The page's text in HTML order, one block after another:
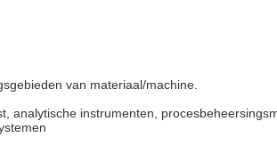
van materiaal/machine.
analytische instrumenten,